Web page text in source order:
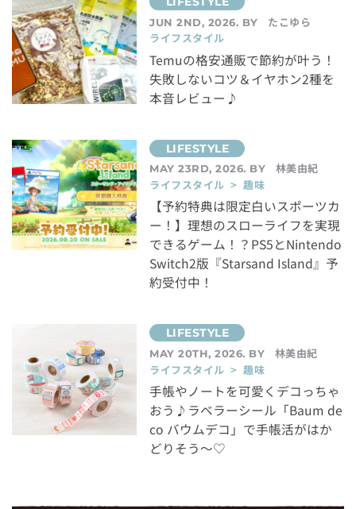
JUN 2ND, 2026. BY
たこゆら
ライフスタイル
Temuの格安通販で節約が叶う！
失敗しないコツ＆イヤホン2種を
本音レビュー♪
MAY 23RD, 2026. BY
林美由紀
ライフスタイル > 趣味
【予約特典は限定白いスポーツカ
ー！】理想のスローライフを実現
できるゲーム！？PS5とNintendo
Switch2版『Starsand Island』予
約受付中！
MAY 20TH, 2026. BY
林美由紀
ライフスタイル > 趣味
手帳やノートを可愛くデコっちゃ
おう♪ラベラーシール「Baum de
co バウムデコ」で手帳活がはか
どりそう～♡